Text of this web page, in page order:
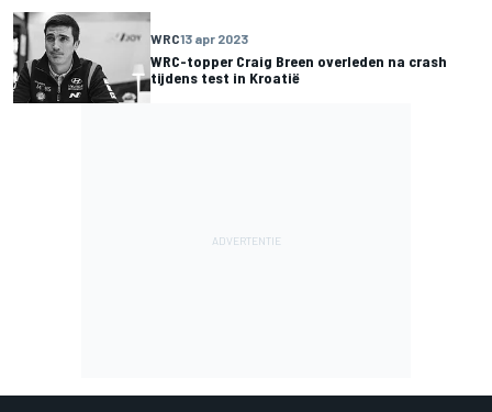
WRC13 apr 2023
WRC-topper Craig Breen overleden na crash
tijdens test in Kroatië